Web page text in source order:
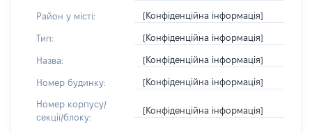
Район у місті: [Конфіденційна інформація]
Тип: [Конфіденційна інформація]
Назва: [Конфіденційна інформація]
Номер будинку: [Конфіденційна інформація]
Номер корпусу/
секції/блоку:
[Конфіденційна інформація]